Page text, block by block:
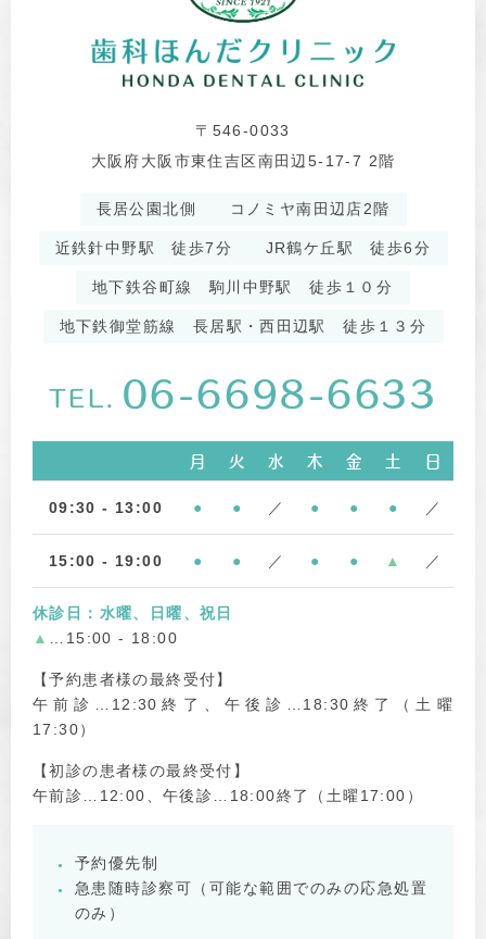
〒546-0033
大阪府大阪市東住吉区南田辺5-17-7 2階
長居公園北側 コノミヤ南田辺店2階
近鉄針中野駅 徒歩7分 JR鶴ケ丘駅 徒歩6分
地下鉄谷町線 駒川中野駅 徒歩１０分
地下鉄御堂筋線 長居駅・西田辺駅 徒歩１３分
TEL. 06-6698-6633
月 火 水 木 金 土 日
09:30 - 13:00 ● ● ／ ● ● ● ／
15:00 - 19:00 ● ● ／ ● ● ▲ ／
休診日：水曜、日曜、祝日
▲
…15:00 - 18:00
【予約患者様の最終受付】
午前診…12:30終了、午後診…18:30終了（土曜
17:30）
【初診の患者様の最終受付】
午前診…12:00、午後診…18:00終了（土曜17:00）
予約優先制
急患随時診察可（可能な範囲でのみの応急処置
のみ）